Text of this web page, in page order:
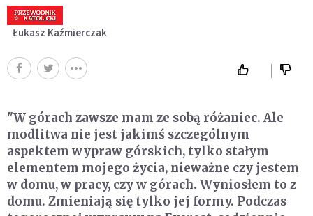
Łukasz Kaźmierczak
"W górach zawsze mam ze sobą różaniec. Ale
modlitwa nie jest jakimś szczególnym
aspektem wypraw górskich, tylko stałym
elementem mojego życia, nieważne czy jestem
w domu, w pracy, czy w górach. Wyniosłem to z
domu. Zmieniają się tylko jej formy. Podczas